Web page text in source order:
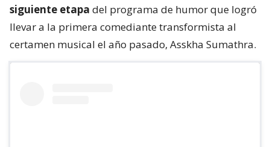
siguiente etapa del programa de humor que logró
llevar a la primera comediante transformista al
certamen musical el año pasado, Asskha Sumathra.